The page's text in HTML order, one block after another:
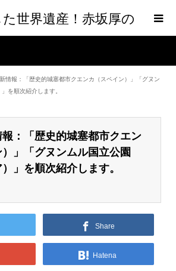
世界遺産！赤坂厚の
情報：「歴史的城塞都市クエンカ（スペイン）」「グヌン
を順次紹介します。
：「歴史的城塞都市クエン
」「グヌンムル国立公園
）」を順次紹介します。
Share
Hatena